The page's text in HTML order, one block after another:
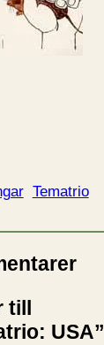
Tematrio
USA”